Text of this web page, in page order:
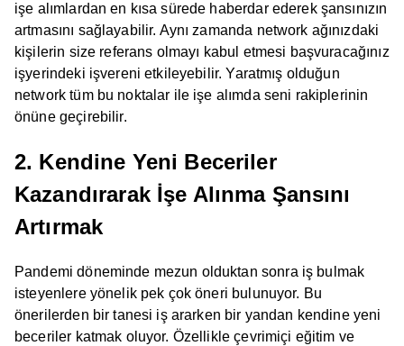
işe alımlardan en kısa sürede haberdar ederek şansınızın
artmasını sağlayabilir. Aynı zamanda network ağınızdaki
kişilerin size referans olmayı kabul etmesi başvuracağınız
işyerindeki işvereni etkileyebilir. Yaratmış olduğun
network tüm bu noktalar ile işe alımda seni rakiplerinin
önüne geçirebilir.
2. Kendine Yeni Beceriler
Kazandırarak İşe Alınma Şansını
Artırmak
Pandemi döneminde mezun olduktan sonra iş bulmak
isteyenlere yönelik pek çok öneri bulunuyor. Bu
önerilerden bir tanesi iş ararken bir yandan kendine yeni
beceriler katmak oluyor. Özellikle çevrimiçi eğitim ve